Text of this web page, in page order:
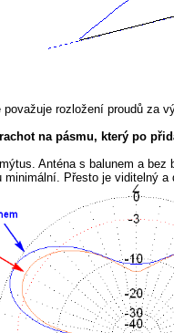
rozložení proudů za
na pásmu, který po
Anténa s balunem a
Přesto je viditelný a